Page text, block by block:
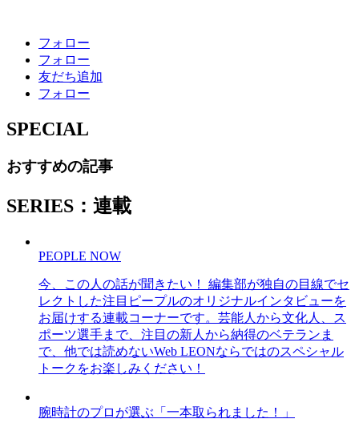
フォロー
フォロー
友だち追加
フォロー
SPECIAL
おすすめの記事
SERIES：連載
PEOPLE NOW
今、この人の話が聞きたい！ 編集部が独自の目線でセ
レクトした注目ピープルのオリジナルインタビューを
お届けする連載コーナーです。芸能人から文化人、ス
ポーツ選手まで、注目の新人から納得のベテランま
で、他では読めないWeb LEONならではのスペシャル
トークをお楽しみください！
腕時計のプロが選ぶ「一本取られました！」